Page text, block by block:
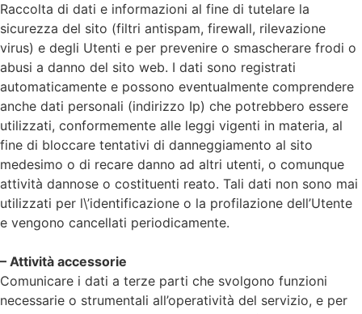
Raccolta di dati e informazioni al fine di tutelare la
sicurezza del sito (filtri antispam, firewall, rilevazione
virus) e degli Utenti e per prevenire o smascherare frodi o
abusi a danno del sito web. I dati sono registrati
automaticamente e possono eventualmente comprendere
anche dati personali (indirizzo Ip) che potrebbero essere
utilizzati, conformemente alle leggi vigenti in materia, al
fine di bloccare tentativi di danneggiamento al sito
medesimo o di recare danno ad altri utenti, o comunque
attività dannose o costituenti reato. Tali dati non sono mai
utilizzati per l\’identificazione o la profilazione dell’Utente
e vengono cancellati periodicamente.
– Attività accessorie
Comunicare i dati a terze parti che svolgono funzioni
necessarie o strumentali all’operatività del servizio, e per